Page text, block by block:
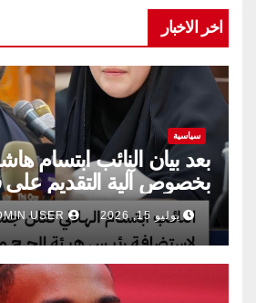
اخر الاخبار
سياسية
بعد بيان النائب ابتسام
بخصوص آلية التقديم
يوليو 15, 2026